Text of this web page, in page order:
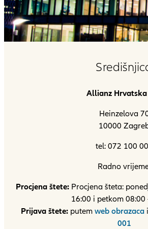
Allianz Hrvatska
Heinzelova
10000
tel: 072 100
Radno
Procjena štete: Procjena šteta:
16:00 i petkom 08:00
Prijava štete: putem web obrazaca
001